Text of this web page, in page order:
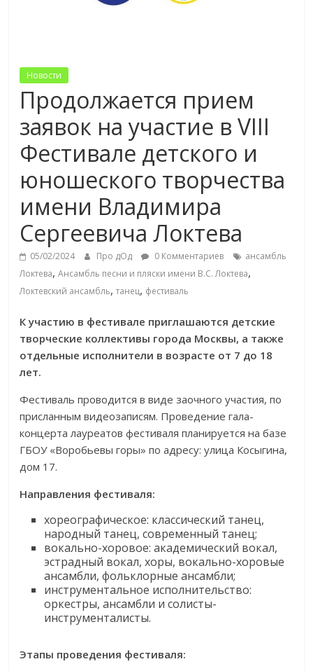
Новости
Продолжается прием
заявок на участие в VIII
Фестивале детского и
юношеского творчества
имени Владимира
Сергеевича Локтева
05/02/2024 Про дОд 0 Комментариев
ансамбль
Локтева,Ансамбль песни и пляски имени В.С. Локтева,
Локтевский ансамбль,танец, фестиваль
К участию в фестивале приглашаются детские
творческие коллективы города Москвы, а также
отдельные исполнители в возрасте от 7 до 18
лет.
Фестиваль проводится в виде заочного участия, по
присланным видеозаписям. Проведение гала-
концерта лауреатов фестиваля планируется на базе
ГБОУ «Воробьевы горы» по адресу: улица Косыгина,
дом 17.
Направления фестиваля:
хореографическое: классический танец,
народный танец, современный танец;
вокально-хоровое: академический вокал,
эстрадный вокал, хоры, вокально-хоровые
ансамбли, фольклорные ансамбли;
инструментальное исполнительство:
оркестры, ансамбли и солисты-
инструменталисты.
Этапы проведения фестиваля: